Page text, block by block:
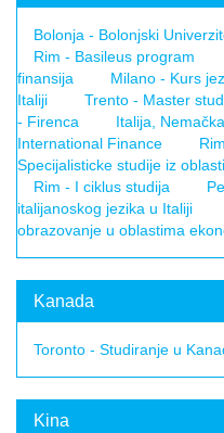
Bolonja - Bolonjski
Rim - Basileus program
finansija
Milano - Kurs
Italiji
Trento - Master
- Firenca
Italija,
International Finance
Specijalisticke studije iz
Rim - I ciklus studija
italijanoskog jezika u Italiji
obrazovanje u oblastima
Kanada
Toronto - Studiranje u
Kina